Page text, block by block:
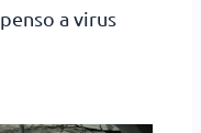
a virus